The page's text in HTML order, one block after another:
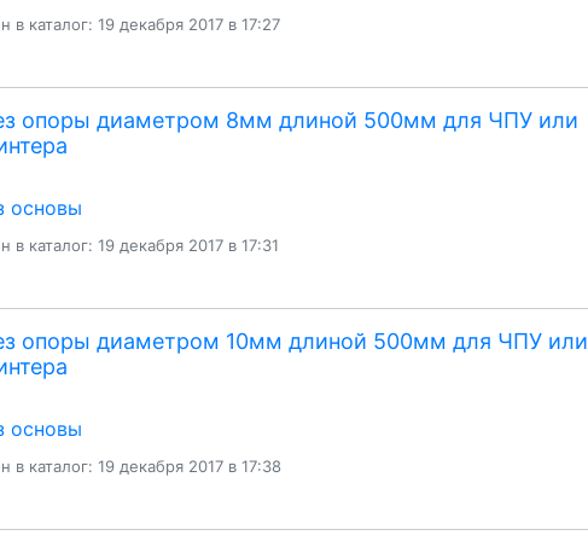
в каталог: 19 декабря 2017 в 17:27
опоры диаметром 8мм длиной 500мм для ЧПУ или
основы
в каталог: 19 декабря 2017 в 17:31
опоры диаметром 10мм длиной 500мм для ЧПУ или
основы
в каталог: 19 декабря 2017 в 17:38